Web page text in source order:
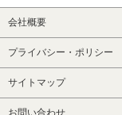
会社概要
プライバシー・ポリシー
サイトマップ
お問い合わせ